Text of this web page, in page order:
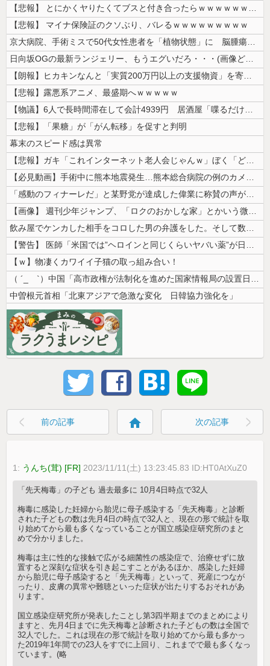
【悲報】 とにかくヤりたくてブスと付き合ったらｗｗｗｗｗｗｗｗｗｗｗｗ...
【悲報】 マイナ保険証のクソぶり、バレるｗｗｗｗｗｗｗｗｗ
京大病院、手術ミスで50代女性患者を「植物状態」に 脳腫瘍摘出手術で腫...
日向坂OGの最新ランジェリー、もうエグいだろ・・・(画像どーん)
【朗報】ヒカキンなんと「実質200万円以上の支援物資」を寄付してしまう
【悲報】露悪系アニメ、最盛期へｗｗｗｗｗ
【物議】6人で長時間滞在して会計4939円 居酒屋「喋るだけなら公園に...
【悲報】「果糖」が「がん転移」を促すと判明
幕末のスピード感は異常
【悲報】ガキ「これインターネット老人会じゃんｗ」ぼく「どれどれ…」ガキ...
【必見動画】手術中に熊本地震発生…熊本総合病院の例のカメラ映像、ノーカ...
「感動のフィナーレだ」と某野党が達成した偉業に称賛の声が殺到、なんかヒ...
【画像】 週刊少年ジャンプ、「ロクのおかしな家」とかいう微妙な漫画を巻...
飲み屋でケンカした相手をコロした男の弁護をした。そして数年後、因果応報...
【警告】 医師「米国では”ヘロインと同じくらいヤバい薬”が日本では平気...
【ｗ】物凄くカワイイ子猫の取っ組み合い！
（ ´_ゝ`）中国「高市政権が法制化を進めた国家情報局の設置日が7月3...
中曽根元首相「北東アジアで急激な変化 日韓協力強化を」
前の記事 home 次の記事
1: うんち(茸) [FR] 2023/11/11(土) 13:23:45.83 ID:HT0AtXuZ0
「先天梅毒」の子ども 過去最多に 10月4日時点で32人
梅毒に感染した妊婦から胎児に母子感染する「先天梅毒」と診断
された子どもの数は先月4日の時点で32人と、現在の形で統計を取
り始めてから最も多くなっていることが国立感染症研究所のまと
めで分かりました。
梅毒は主に性的な接触で広がる細菌性の感染症で、治療せずに放
置すると深刻な症状を引き起こすことがあるほか、感染した妊婦
から胎児に母子感染すると「先天梅毒」といって、死産につなが
ったり、皮膚の異常や難聴といった症状が出たりするおそれがあ
ります。
国立感染症研究所が発表したことし第3四半期までのまとめにより
ますと、先月4日までに先天梅毒と診断された子どもの数は全国で
32人でした。これは現在の形で統計を取り始めてから最も多かっ
た2019年1年間での23人をすでに上回り、これまでで最も多くなっ
ています。(略